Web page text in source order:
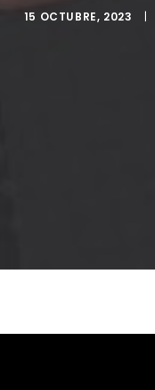
15 OCTUBRE, 2023 |